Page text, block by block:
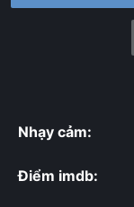
Nhạy cảm:
Điểm imdb: